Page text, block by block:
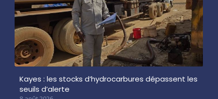
Kayes : les stocks d’hydrocarbures dépassent les
seuils d’alerte